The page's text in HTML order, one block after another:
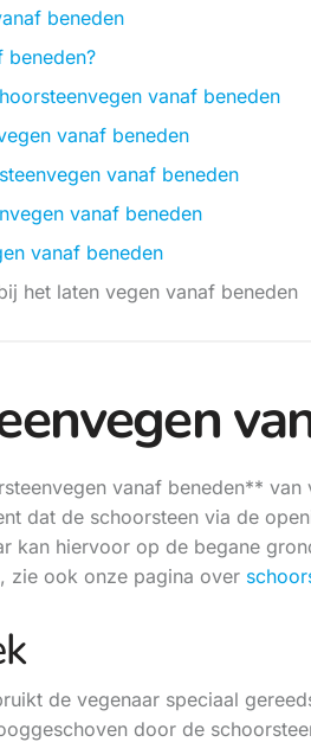
beneden
beneden?
vanaf beneden
vanaf beneden
vanaf beneden
vanaf beneden
vanaf beneden
het laten vegen vanaf beneden
vanaf beneden**
dat de schoorsteen via de
kan hiervoor op de begane
zie ook onze pagina over
de vegenaar speciaal
door de